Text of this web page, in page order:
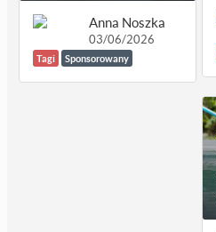
Anna Noszka
03/06/2026
Tagi Sponsorowany